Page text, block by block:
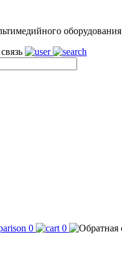
оборудования
0 0